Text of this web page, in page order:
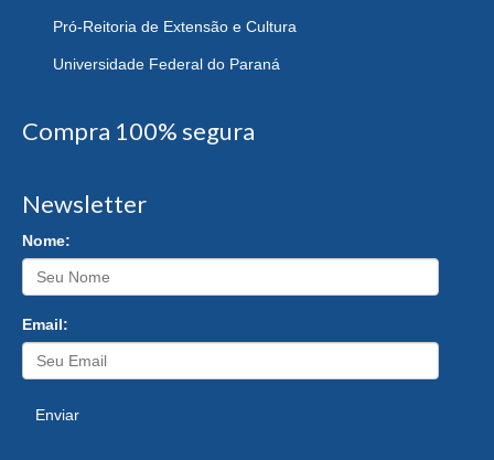
Pró-Reitoria de Extensão e Cultura
Universidade Federal do Paraná
Compra 100% segura
Newsletter
Nome:
Email:
Enviar